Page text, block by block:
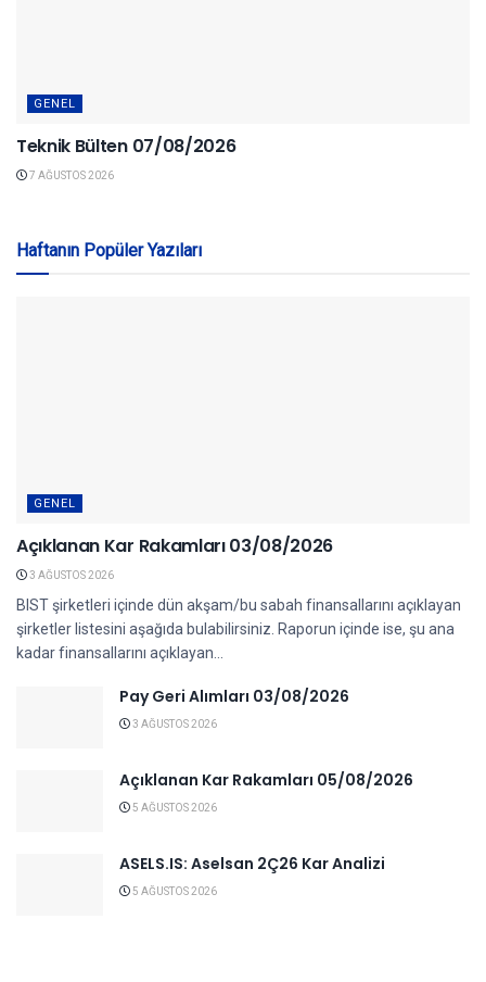
GENEL
Teknik Bülten 07/08/2026
7 AĞUSTOS 2026
Haftanın Popüler Yazıları
GENEL
Açıklanan Kar Rakamları 03/08/2026
3 AĞUSTOS 2026
BIST şirketleri içinde dün akşam/bu sabah finansallarını açıklayan
şirketler listesini aşağıda bulabilirsiniz. Raporun içinde ise, şu ana
kadar finansallarını açıklayan...
Pay Geri Alımları 03/08/2026
3 AĞUSTOS 2026
Açıklanan Kar Rakamları 05/08/2026
5 AĞUSTOS 2026
ASELS.IS: Aselsan 2Ç26 Kar Analizi
5 AĞUSTOS 2026